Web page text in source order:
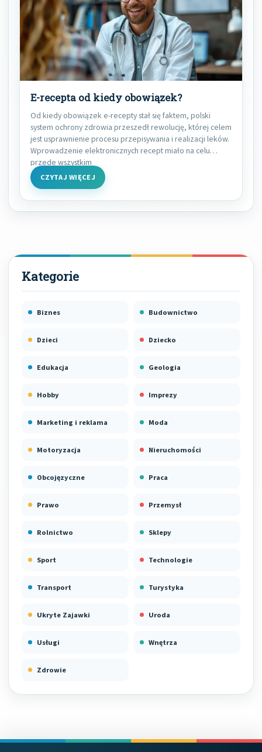
E-recepta od kiedy obowiązek?
Od kiedy obowiązek e-recepty stał się faktem, polski
system ochrony zdrowia przeszedł rewolucję, której celem
jest usprawnienie procesu przepisywania i realizacji leków.
Wprowadzenie elektronicznych recept miało na celu
przede wszystkim
CZYTAJ WIĘCEJ
Biznes Budownictwo
Dzieci Dziecko
Edukacja Geologia
Hobby Imprezy
Marketing i reklama Moda
Motoryzacja Nieruchomości
Obcojęzyczne Praca
Prawo Przemysł
Rolnictwo Sklepy
Sport Technologie
Transport Turystyka
Ukryte Zajawki Uroda
Usługi Wnętrza
Zdrowie